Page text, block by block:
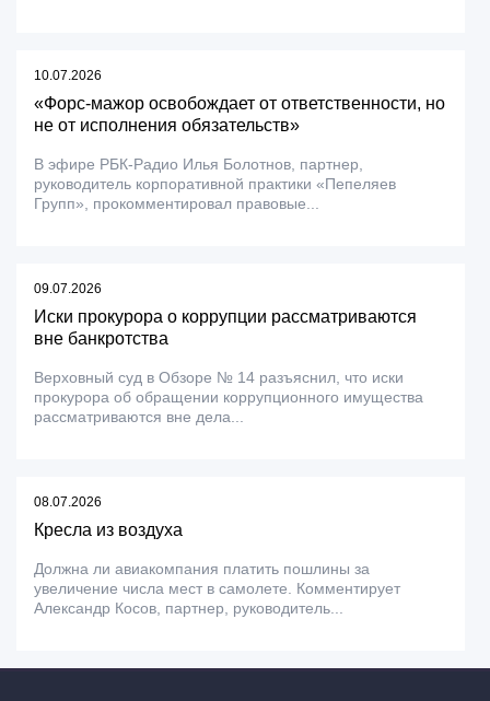
10.07.2026
«Форс-мажор освобождает от ответственности, но
не от исполнения обязательств»
В эфире РБК-Радио Илья Болотнов, партнер,
руководитель корпоративной практики «Пепеляев
Групп», прокомментировал правовые...
09.07.2026
Иски прокурора о коррупции рассматриваются
вне банкротства
Верховный суд в Обзоре № 14 разъяснил, что иски
прокурора об обращении коррупционного имущества
рассматриваются вне дела...
08.07.2026
Кресла из воздуха
Должна ли авиакомпания платить пошлины за
увеличение числа мест в самолете. Комментирует
Александр Косов, партнер, руководитель...